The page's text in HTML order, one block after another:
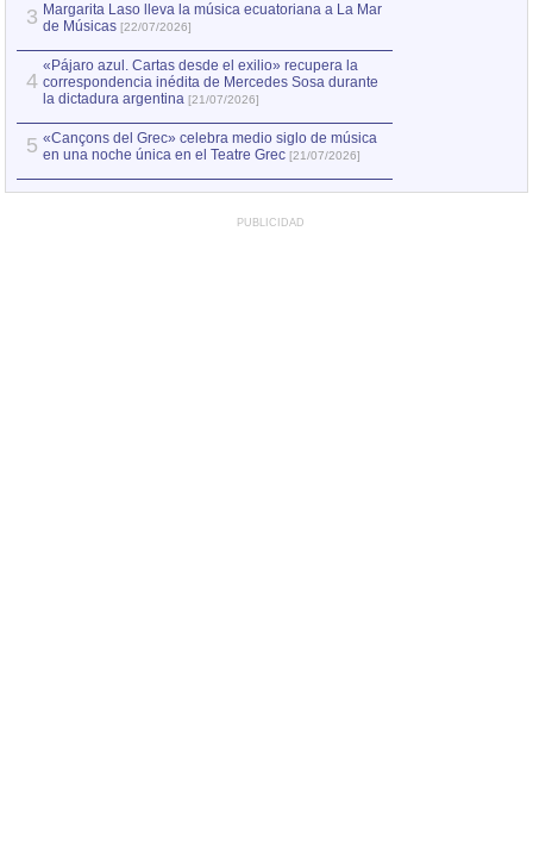
3 Margarita Laso lleva la música ecuatoriana a La Mar
de Músicas [22/07/2026]
4
«Pájaro azul. Cartas desde el exilio» recupera la
correspondencia inédita de Mercedes Sosa durante
la dictadura argentina [21/07/2026]
5 «Cançons del Grec» celebra medio siglo de música
en una noche única en el Teatre Grec [21/07/2026]
PUBLICIDAD